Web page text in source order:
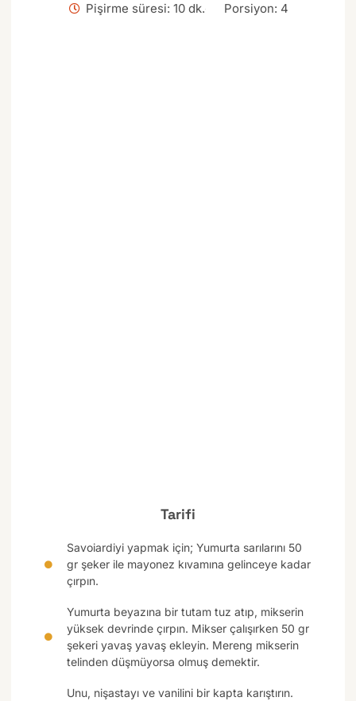
Pişirme süresi: 10 dk.
Porsiyon: 4
Tarifi
Savoiardiyi yapmak için; Yumurta sarılarını 50
gr şeker ile mayonez kıvamına gelinceye kadar
çırpın.
Yumurta beyazına bir tutam tuz atıp, mikserin
yüksek devrinde çırpın. Mikser çalışırken 50 gr
şekeri yavaş yavaş ekleyin. Mereng mikserin
telinden düşmüyorsa olmuş demektir.
Unu, nişastayı ve vanilini bir kapta karıştırın.